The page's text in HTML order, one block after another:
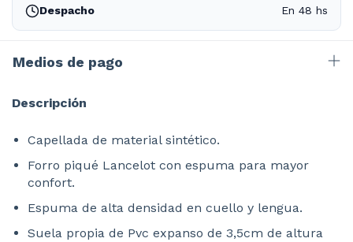
Despacho
En 48 hs
Medios de pago
Descripción
Capellada de material sintético.
Forro piqué Lancelot con espuma para mayor
confort.
Espuma de alta densidad en cuello y lengua.
Suela propia de Pvc expanso de 3,5cm de altura